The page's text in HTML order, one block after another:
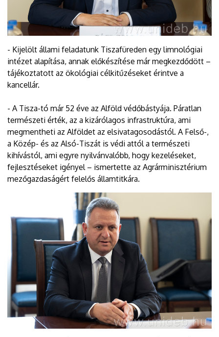
- Kijelölt állami feladatunk Tiszafüreden egy limnológiai
intézet alapítása, annak előkészítése már megkezdődött –
tájékoztatott az ökológiai célkitűzéseket érintve a
kancellár.
- A Tisza-tó már 52 éve az Alföld védőbástyája. Páratlan
természeti érték, az a kizárólagos infrastruktúra, ami
megmentheti az Alföldet az elsivatagosodástól. A Felső-,
a Közép- és az Alsó-Tiszát is védi attól a természeti
kihívástól, ami egyre nyilvánvalóbb, hogy kezeléseket,
fejlesztéseket igényel – ismertette az Agrárminisztérium
mezőgazdaságért felelős államtitkára.